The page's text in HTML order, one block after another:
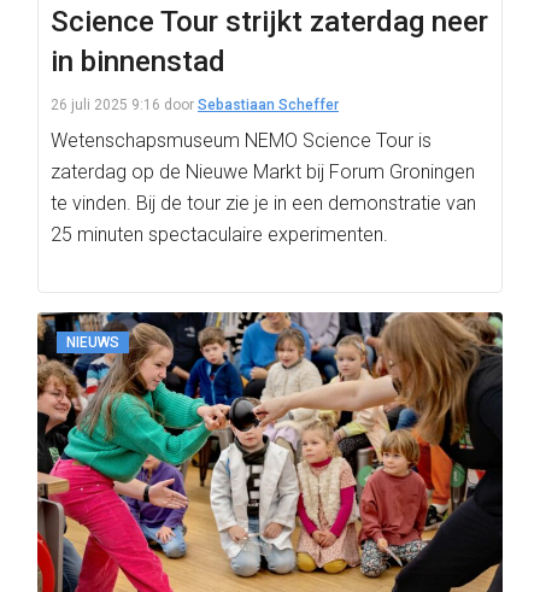
Science Tour strijkt zaterdag neer
in binnenstad
26 juli 2025 9:16 door Sebastiaan Scheffer
Wetenschapsmuseum NEMO Science Tour is
zaterdag op de Nieuwe Markt bij Forum Groningen
te vinden. Bij de tour zie je in een demonstratie van
25 minuten spectaculaire experimenten.
NIEUWS